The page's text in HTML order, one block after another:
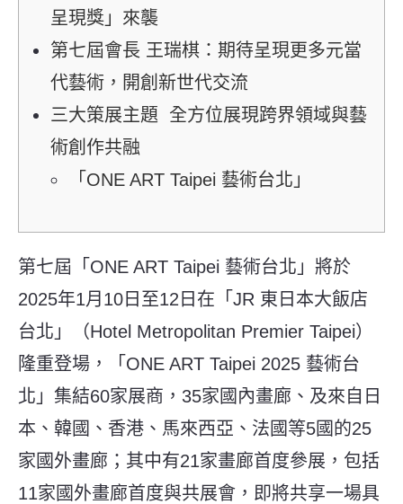
呈現獎」來襲
第七屆會長 王瑞棋：期待呈現更多元當
代藝術，開創新世代交流
三大策展主題 全方位展現跨界領域與藝
術創作共融
「ONE ART Taipei 藝術台北」
第七屆「ONE ART Taipei 藝術台北」將於
2025年1月10日至12日在「JR 東日本大飯店
台北」（Hotel Metropolitan Premier Taipei）
隆重登場，「ONE ART Taipei 2025 藝術台
北」集結60家展商，35家國內畫廊、及來自日
本、韓國、香港、馬來西亞、法國等5國的25
家國外畫廊；其中有21家畫廊首度參展，包括
11家國外畫廊首度與共展會，即將共享一場具